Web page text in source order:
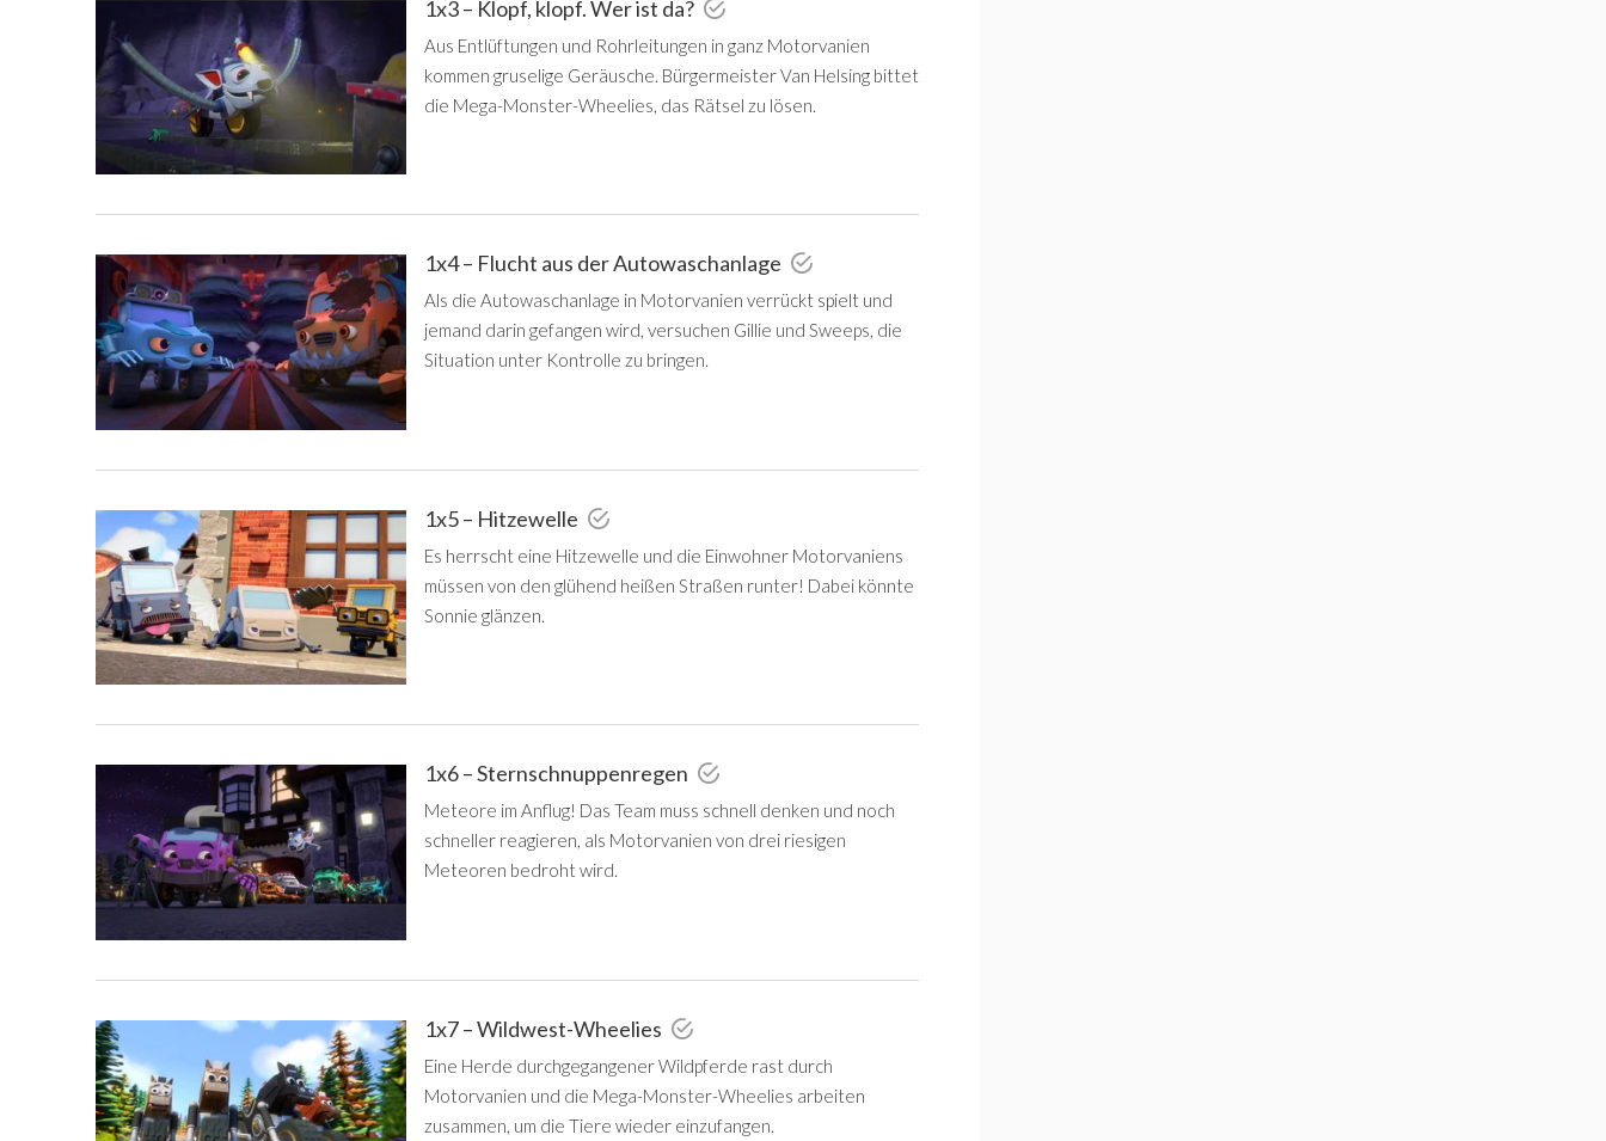
1x3 – Klopf, klopf. Wer ist da?
Aus Entlüftungen und Rohrleitungen in ganz Motorvanien
kommen gruselige Geräusche. Bürgermeister Van Helsing bittet
die Mega-Monster-Wheelies, das Rätsel zu lösen.
1x4 – Flucht aus der Autowaschanlage
Als die Autowaschanlage in Motorvanien verrückt spielt und
jemand darin gefangen wird, versuchen Gillie und Sweeps, die
Situation unter Kontrolle zu bringen.
1x5 – Hitzewelle
Es herrscht eine Hitzewelle und die Einwohner Motorvaniens
müssen von den glühend heißen Straßen runter! Dabei könnte
Sonnie glänzen.
1x6 – Sternschnuppenregen
Meteore im Anflug! Das Team muss schnell denken und noch
schneller reagieren, als Motorvanien von drei riesigen
Meteoren bedroht wird.
1x7 – Wildwest-Wheelies
Eine Herde durchgegangener Wildpferde rast durch
Motorvanien und die Mega-Monster-Wheelies arbeiten
zusammen, um die Tiere wieder einzufangen.